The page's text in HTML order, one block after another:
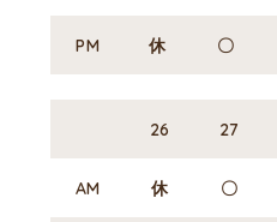
PM 休 〇
26 27
AM 休 〇